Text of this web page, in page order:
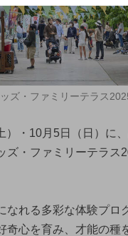
ズ・ファミリーテラス
）・10月5日（日）に
ズ・ファミリーテラス
なれる多彩な体験プロ
奇心を育み、才能の種